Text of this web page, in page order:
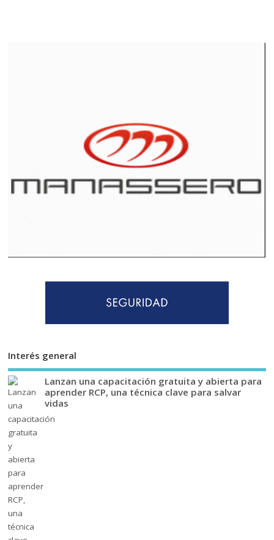
Interés general
Lanzan una capacitación gratuita y abierta para
aprender RCP, una técnica clave para salvar
vidas